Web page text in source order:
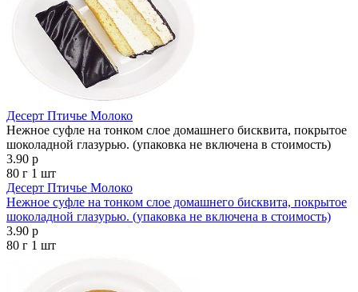
Десерт Птичье Молоко
Нежное суфле на тонком слое домашнего бисквита, покрытое
шоколадной глазурью. (упаковка не включена в стоимость)
3.90 р
80 г 1 шт
Десерт Птичье Молоко
Нежное суфле на тонком слое домашнего бисквита, покрытое
шоколадной глазурью. (упаковка не включена в стоимость)
3.90 р
80 г 1 шт